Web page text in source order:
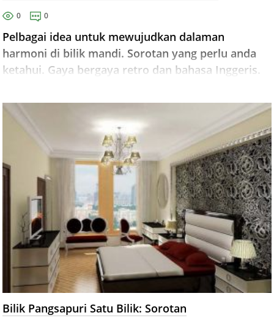
0 0
Pelbagai idea untuk mewujudkan dalaman
harmoni di bilik mandi. Sorotan yang perlu anda
ketahui. Gaya bergaya retro dan bahasa Inggeris.
Bilik Pangsapuri Satu Bilik: Sorotan